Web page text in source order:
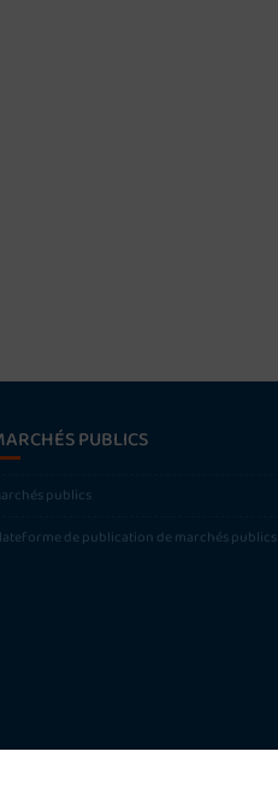
PUBLICS
publics
de publication de marchés publics